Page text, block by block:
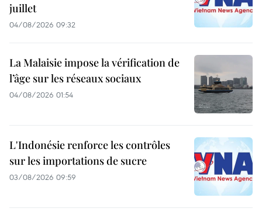
juillet
04/08/2026 09:32
La Malaisie impose la vérification de
l’âge sur les réseaux sociaux
04/08/2026 01:54
L'Indonésie renforce les contrôles
sur les importations de sucre
03/08/2026 09:59